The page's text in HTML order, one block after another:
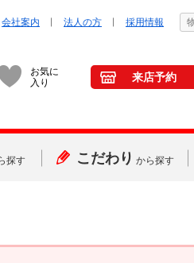
会社案内 法人の方 採用情報
お気に
入り
来店予約
探す こだわり から探す